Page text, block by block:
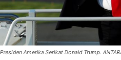
Presiden Amerika Serikat Donald Trump.